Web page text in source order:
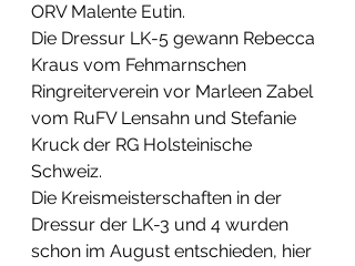
ORV Malente Eutin.
Die Dressur LK-5 gewann Rebecca
Kraus vom Fehmarnschen
Ringreiterverein vor Marleen Zabel
vom RuFV Lensahn und Stefanie
Kruck der RG Holsteinische
Schweiz.
Die Kreismeisterschaften in der
Dressur der LK-3 und 4 wurden
schon im August entschieden, hier